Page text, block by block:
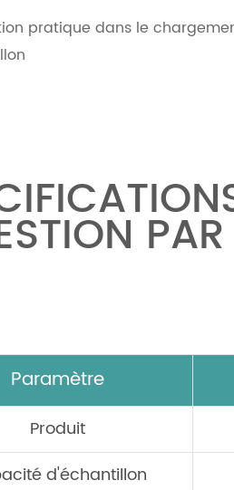
pratique dans le
Paramètre
Produit
d'échantillon